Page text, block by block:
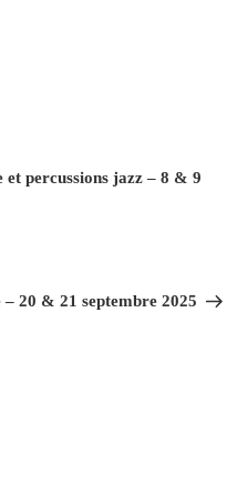
percussions jazz – 8 & 9
20 & 21 septembre 2025